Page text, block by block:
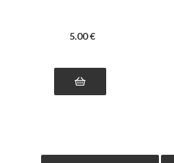
5.00 €